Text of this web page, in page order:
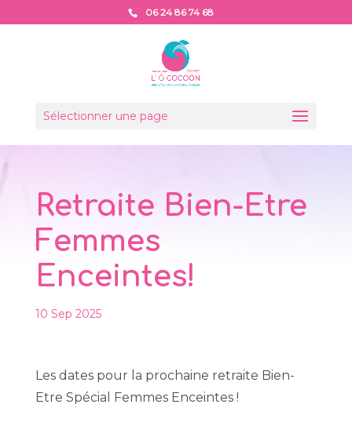
06 24 86 74 68
Sélectionner une page
Retraite Bien-Etre
Femmes
Enceintes!
10 Sep 2025
Les dates pour la prochaine retraite Bien-
Etre Spécial Femmes Enceintes !